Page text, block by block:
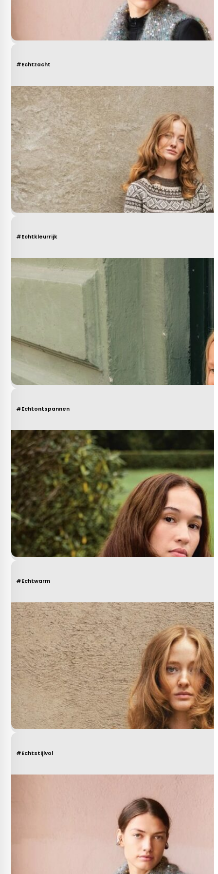
#Echtzacht
#Echtkleurrijk
#Echtontspannen
#Echtwarm
#Echtstijlvol